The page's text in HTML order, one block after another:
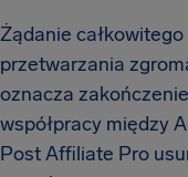
Żądanie
przetwarzania
oznacza
współpracy między
Post Affiliate Pro